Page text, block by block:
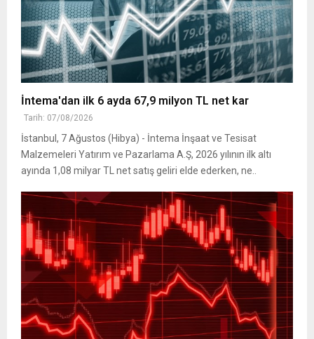
İntema'dan ilk 6 ayda 67,9 milyon TL net kar
Tarih: 07/08/2026
İstanbul, 7 Ağustos (Hibya) - İntema İnşaat ve Tesisat
Malzemeleri Yatırım ve Pazarlama A.Ş, 2026 yılının ilk altı
ayında 1,08 milyar TL net satış geliri elde ederken, ne..